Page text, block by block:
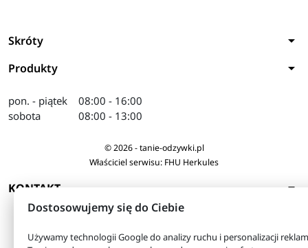
Skróty arrow_drop_down
Produkty arrow_drop_down
pon. - piątek
sobota
08:00 - 16:00
08:00 - 13:00
© 2026 - tanie-odzywki.pl
Właściciel serwisu: FHU Herkules
KONTAKT arrow_drop_down
Dostosowujemy się do Ciebie
Używamy technologii Google do analizy ruchu i personalizacji